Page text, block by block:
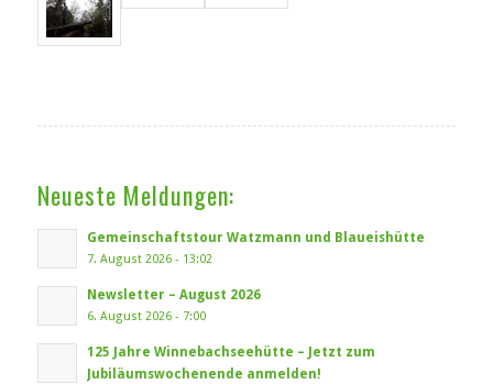
Neueste Meldungen:
Gemeinschaftstour Watzmann und Blaueishütte
7. August 2026 - 13:02
Newsletter – August 2026
6. August 2026 - 7:00
125 Jahre Winnebachseehütte – Jetzt zum
Jubiläumswochenende anmelden!